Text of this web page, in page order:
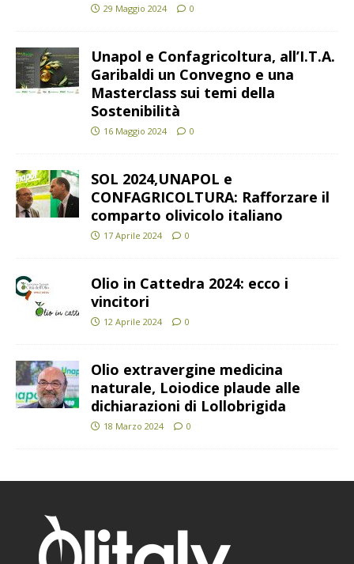
29 Maggio 2024 0
Unapol e Confagricoltura, all’I.T.A.
Garibaldi un Convegno e una
Masterclass sui temi della
Sostenibilità
16 Maggio 2024 0
SOL 2024,UNAPOL e
CONFAGRICOLTURA: Rafforzare il
comparto olivicolo italiano
17 Aprile 2024 0
Olio in Cattedra 2024: ecco i
vincitori
12 Aprile 2024 0
Olio extravergine medicina
naturale, Loiodice plaude alle
dichiarazioni di Lollobrigida
18 Marzo 2024 0